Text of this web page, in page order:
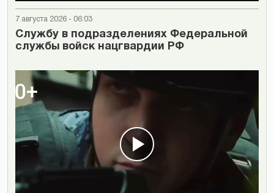
7 августа 2026 - 06:03
Cлужбу в подразделениях Федеральной
службы войск нацгвардии РФ